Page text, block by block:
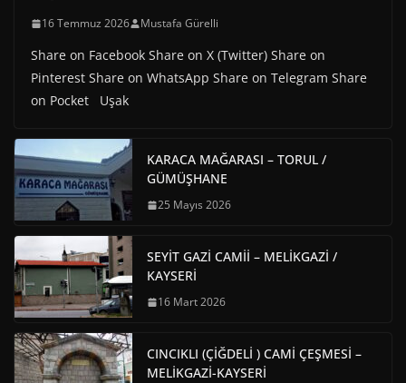
16 Temmuz 2026 Mustafa Gürelli
Share on Facebook Share on X (Twitter) Share on
Pinterest Share on WhatsApp Share on Telegram Share
on Pocket Uşak
KARACA MAĞARASI – TORUL /
GÜMÜŞHANE
25 Mayıs 2026
SEYİT GAZİ CAMİİ – MELİKGAZİ /
KAYSERİ
16 Mart 2026
CINCIKLI (ÇİĞDELİ ) CAMİ ÇEŞMESİ –
MELİKGAZİ-KAYSERİ